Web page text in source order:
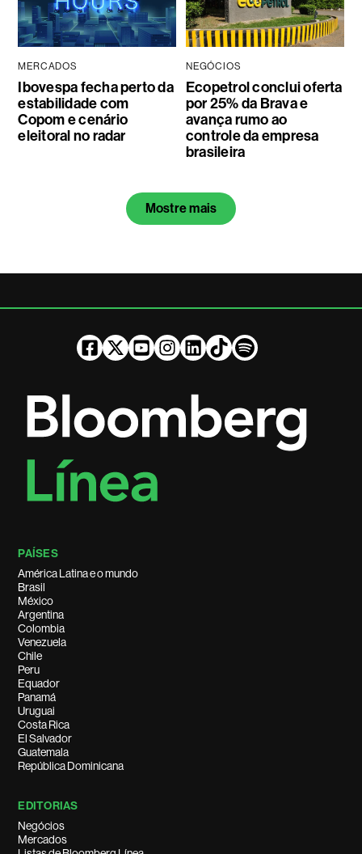
MERCADOS
Ibovespa fecha perto da
estabilidade com
Copom e cenário
eleitoral no radar
NEGÓCIOS
Ecopetrol conclui oferta
por 25% da Brava e
avança rumo ao
controle da empresa
brasileira
Mostre mais
PAÍSES
América Latina e o mundo
Brasil
México
Argentina
Colombia
Venezuela
Chile
Peru
Equador
Panamá
Uruguai
Costa Rica
El Salvador
Guatemala
República Dominicana
EDITORIAS
Negócios
Mercados